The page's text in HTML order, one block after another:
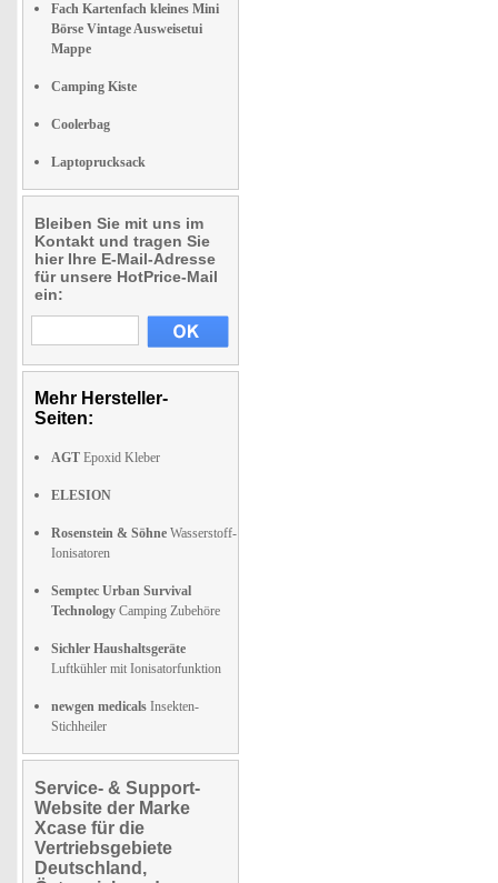
Fach Kartenfach kleines Mini
Börse Vintage Ausweisetui
Mappe
Camping Kiste
Coolerbag
Laptoprucksack
Bleiben Sie mit uns im
Kontakt und tragen Sie
hier Ihre E-Mail-Adresse
für unsere HotPrice-Mail
ein:
Mehr Hersteller-
Seiten:
AGT Epoxid Kleber
ELESION
Rosenstein & Söhne Wasserstoff-
Ionisatoren
Semptec Urban Survival
Technology Camping Zubehöre
Sichler Haushaltsgeräte
Luftkühler mit Ionisatorfunktion
newgen medicals Insekten-
Stichheiler
Service- & Support-
Website der Marke
Xcase für die
Vertriebsgebiete
Deutschland,